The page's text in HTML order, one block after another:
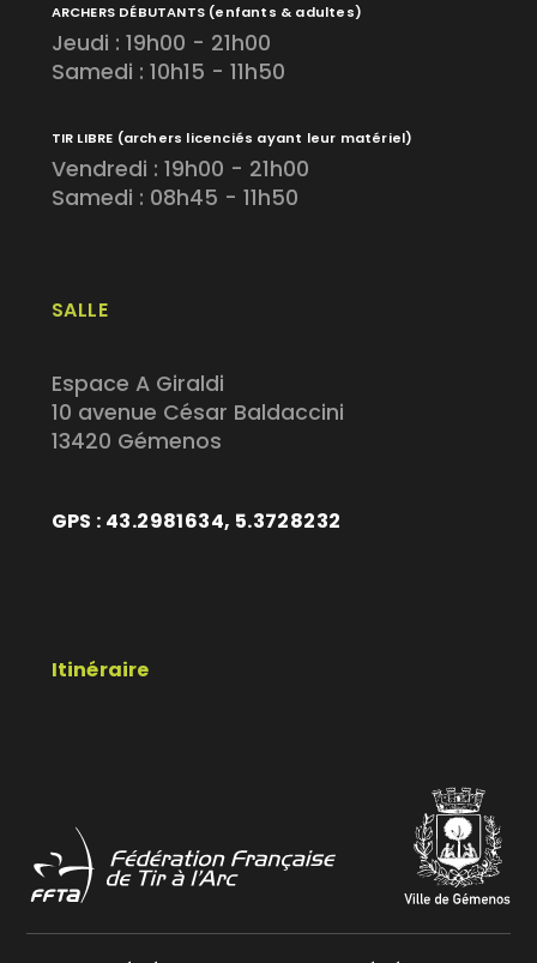
SALLE
Espace A Giraldi
10 avenue César Baldaccini
13420 Gémenos
GPS : 43.2981634, 5.3728232
Itinéraire
ARCHERS DÉBUTANTS (enfants & adultes)
Jeudi : 19h00 - 21h00
Samedi : 10h15 - 11h50
TIR LIBRE (archers licenciés ayant leur matériel)
Vendredi : 19h00 - 21h00
Samedi : 08h45 - 11h50